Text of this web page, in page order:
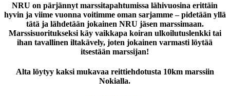
NRU on pärjännyt marssitapahtumissa lähivuosina erittäin
hyvin ja viime vuonna voitimme oman sarjamme – pidetään yllä
tätä ja lähdetään jokainen NRU jäsen marssimaan.
Marssisuoritukseksi käy vaikkapa koiran ulkoilutuslenkki tai
ihan tavallinen iltakävely, joten jokainen varmasti löytää
itsestään marssijan!
Alta löytyy kaksi mukavaa reittiehdotusta 10km marssiin
Nokialla.